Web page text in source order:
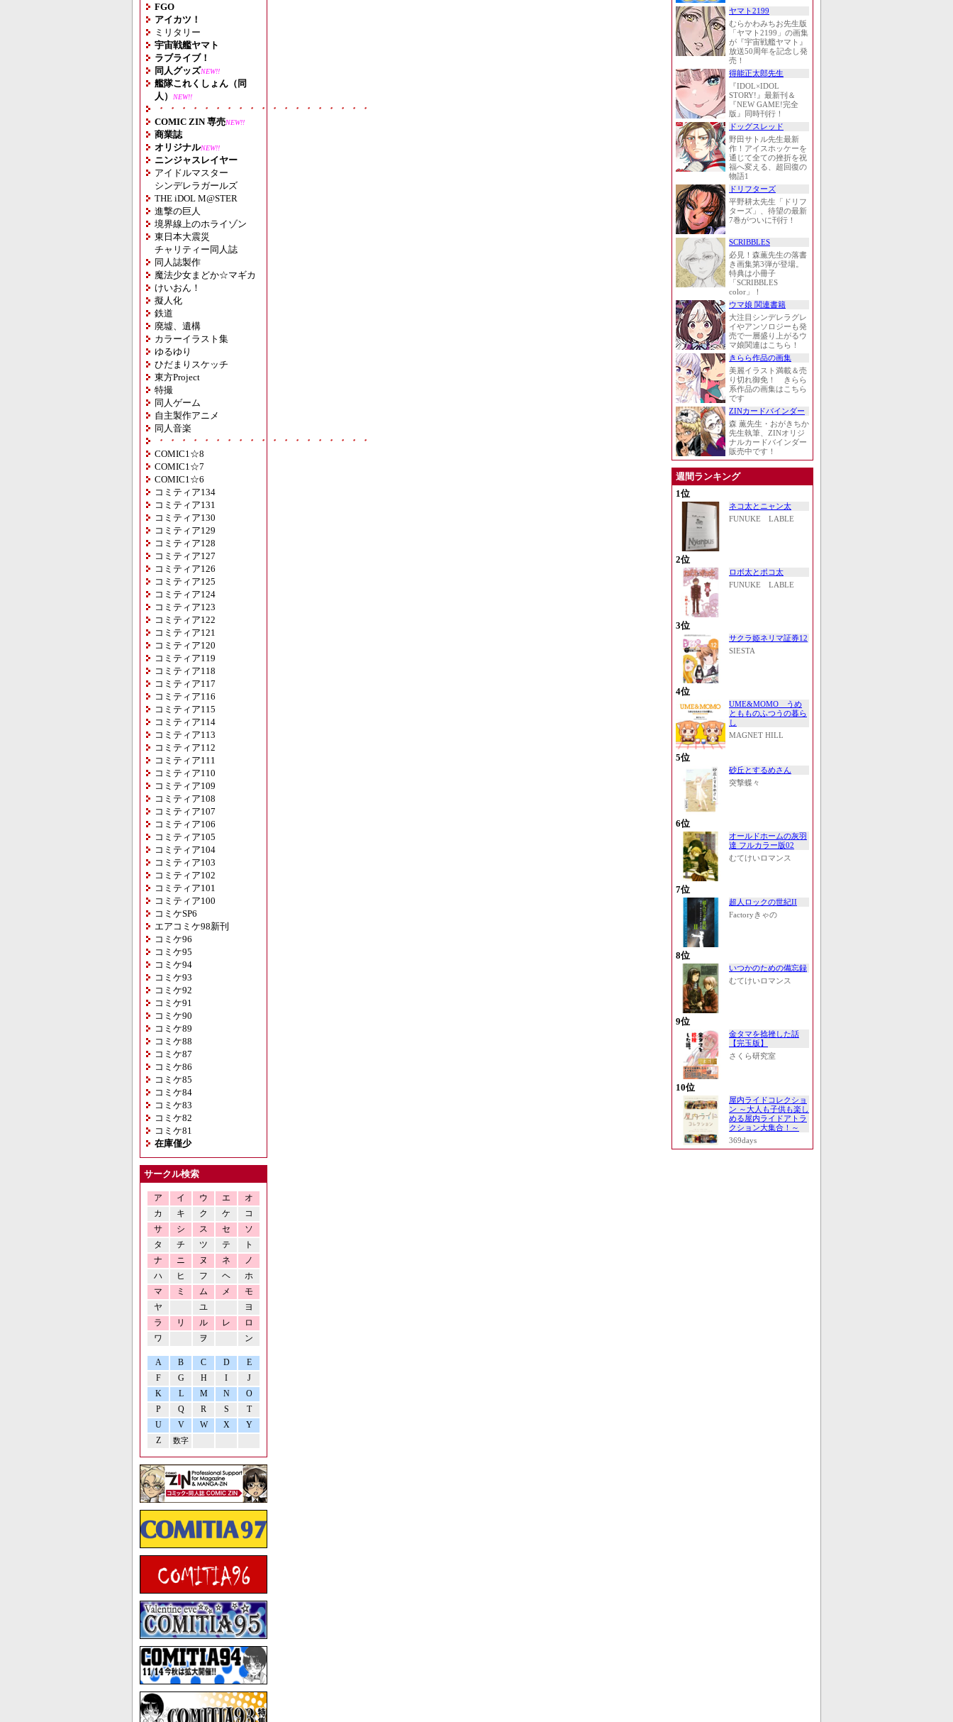
FGO
アイカツ！
ミリタリー
宇宙戦艦ヤマト
ラブライブ！
同人グッズNEW!!
艦隊これくしょん（同
人）
NEW!!
・・・・・・・・・・・・・・・・・・・
COMIC ZIN 専売NEW!!
商業誌
オリジナルNEW!!
ニンジャスレイヤー
アイドルマスター
シンデレラガールズ
THE iDOL M@STER
進撃の巨人
境界線上のホライゾン
東日本大震災
チャリティー同人誌
同人誌製作
魔法少女まどか☆マギカ
けいおん！
擬人化
鉄道
廃墟、遺構
カラーイラスト集
ゆるゆり
ひだまりスケッチ
東方Project
特撮
同人ゲーム
自主製作アニメ
同人音楽
・・・・・・・・・・・・・・・・・・・
COMIC1☆8
COMIC1☆7
COMIC1☆6
コミティア134
コミティア131
コミティア130
コミティア129
コミティア128
コミティア127
コミティア126
コミティア125
コミティア124
コミティア123
コミティア122
コミティア121
コミティア120
コミティア119
コミティア118
コミティア117
コミティア116
コミティア115
コミティア114
コミティア113
コミティア112
コミティア111
コミティア110
コミティア109
コミティア108
コミティア107
コミティア106
コミティア105
コミティア104
コミティア103
コミティア102
コミティア101
コミティア100
コミケSP6
エアコミケ98新刊
コミケ96
コミケ95
コミケ94
コミケ93
コミケ92
コミケ91
コミケ90
コミケ89
コミケ88
コミケ87
コミケ86
コミケ85
コミケ84
コミケ83
コミケ82
コミケ81
在庫僅少
サークル検索
ア イ ウ エ
オ
カ
キ ク ケ
コ
サ
シ ス セ
ソ
タ
チ ツ テ
ト
ナ
ニ ヌ ネ
ノ
ハ
ヒ フ ヘ
ホ
マ
ミ ム メ
モ
ヤ
ユ
ヨ
ラ
リ ル レ
ロ
ワ
ヲ ン
A B C D
E
F
G H I
J
K
L M N
O
P
Q R S
T
U
V W X
Y
Z
数字
ヤマト2199
むらかわみちお先生版
「ヤマト2199」の画集
が『宇宙戦艦ヤマト』
放送50周年を記念し発
売！
得能正太郎先生
『IDOL×IDOL
STORY!』最新刊＆
『NEW GAME!完全
版』同時刊行！
ドッグスレッド
野田サトル先生最新
作！アイスホッケーを
通じて全ての挫折を祝
福へ変える、超回復の
物語1
ドリフターズ
平野耕太先生「ドリフ
ターズ」、待望の最新
7巻がついに刊行！
SCRIBBLES
必見！森薫先生の落書
き画集第3弾が登場。
特典は小冊子
「SCRIBBLES
color」！
ウマ娘 関連書籍
大注目シンデレラグレ
イやアンソロジーも発
売で一層盛り上がるウ
マ娘関連はこちら！
きらら作品の画集
美麗イラスト満載＆売
り切れ御免！ きらら
系作品の画集はこちら
です
ZINカードバインダー
森 薫先生・おがきちか
先生執筆、ZINオリジ
ナルカードバインダー
販売中です！
週間ランキング
1位
ネコ太とニャン太
FUNUKE LABLE
2位
ロボ太とポコ太
FUNUKE LABLE
3位
サクラ姫ネリマ証券12
SIESTA
4位
UME&MOMO うめ
ともものふつうの暮ら
し
MAGNET HILL
5位
砂丘とするめさん
突撃蝶々
6位
オールドホームの灰羽
達 フルカラー版02
むてけいロマンス
7位
超人ロックの世紀II
Factoryきゃの
8位
いつかのための備忘録
むてけいロマンス
9位
金タマを捻挫した話
【完玉版】
さくら研究室
10位
屋内ライドコレクショ
ン ～大人も子供も楽し
める屋内ライドアトラ
クション大集合！～
369days